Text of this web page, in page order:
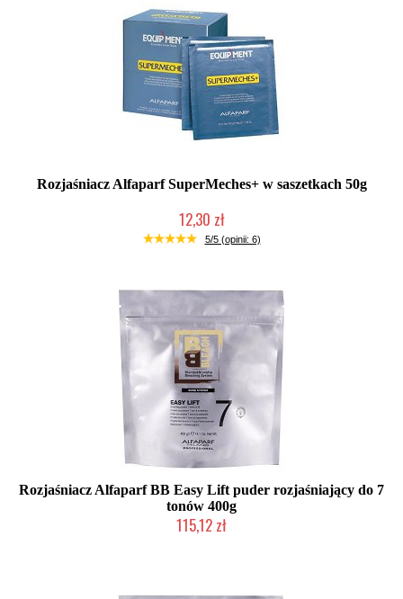
Rozjaśniacz Alfaparf SuperMeches+ w saszetkach 50g
12,30 zł
Produkt wycofany
5/5 (opinii: 6)
Rozjaśniacz Alfaparf BB Easy Lift puder rozjaśniający do 7
tonów 400g
115,12 zł